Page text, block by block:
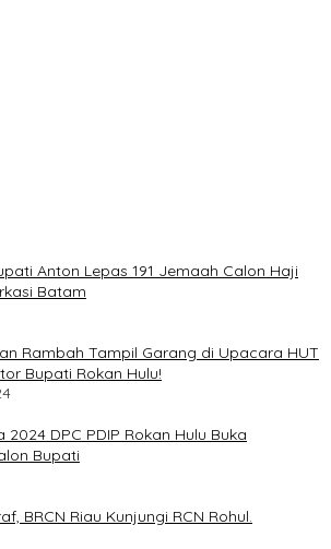
Anton Lepas 191 Jemaah Calon Haji
Batam
Rambah Tampil Garang di Upacara HUT
Bupati Rokan Hulu!
DPC PDIP Rokan Hulu Buka
Bupati
BRCN Riau Kunjungi RCN Rohul.